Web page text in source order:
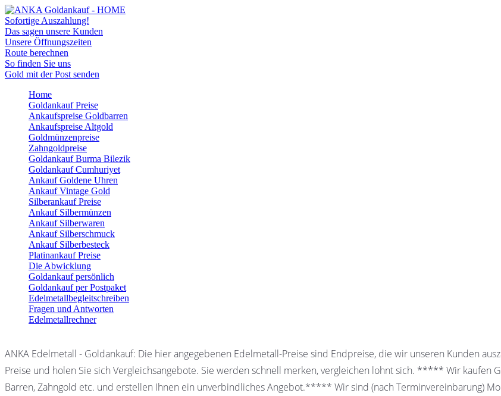
Sofortige Auszahlung!
Das sagen unsere Kunden
Unsere Öffnungszeiten
Route berechnen
So finden Sie uns
Gold mit der Post senden
Home
Goldankauf Preise
Ankaufspreise Goldbarren
Ankaufspreise Altgold
Goldmünzenpreise
Zahngoldpreise
Goldankauf Burma Bilezik
Goldankauf Cumhuriyet
Ankauf Goldene Uhren
Ankauf Vintage Gold
Silberankauf Preise
Ankauf Silbermünzen
Ankauf Silberwaren
Ankauf Silberschmuck
Ankauf Silberbesteck
Platinankauf Preise
Die Abwicklung
Goldankauf persönlich
Goldankauf per Postpaket
Edelmetallbegleitschreiben
Fragen und Antworten
Edelmetallrechner
ANKA Edelmetall - Goldankauf: Die hier angegebenen Edelmetall-Preise sind Endpreise, die wir unseren Kunden
Preise und holen Sie sich Vergleichsangebote. Sie werden schnell merken, vergleichen lohnt sich. ***** Wir kaufen
Barren, Zahngold etc. und erstellen Ihnen ein unverbindliches Angebot.***** Wir sind (nach Terminvereinbarung)